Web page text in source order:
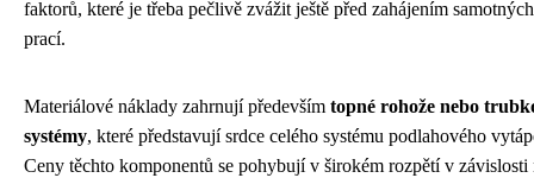
faktorů, které je třeba pečlivě zvážit ještě před zahájením samotných
prací.
Materiálové náklady zahrnují především topné rohože nebo
systémy, které představují srdce celého systému podlahového
Ceny těchto komponentů se pohybují v širokém rozpětí v závislosti